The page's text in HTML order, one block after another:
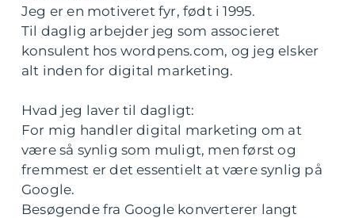
Jeg er en motiveret fyr, født i 1995.
Til daglig arbejder jeg som associeret
konsulent hos wordpens.com, og jeg elsker
alt inden for digital marketing.
Hvad jeg laver til dagligt:
For mig handler digital marketing om at
være så synlig som muligt, men først og
fremmest er det essentielt at være synlig på
Google.
Besøgende fra Google konverterer langt